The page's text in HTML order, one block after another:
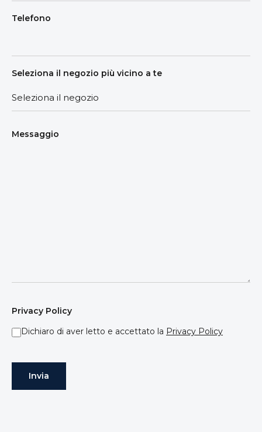
Telefono
Seleziona il negozio più vicino a te
Messaggio
Privacy Policy
Dichiaro di aver letto e accettato la Privacy Policy